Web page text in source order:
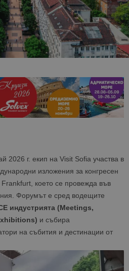
2026 г. екип на Visit Sofia участва в
изложения за конгресен
което се провежда във
Форумът е сред водещите
индустрията (Meetings,
и събира
на събития и дестинации от